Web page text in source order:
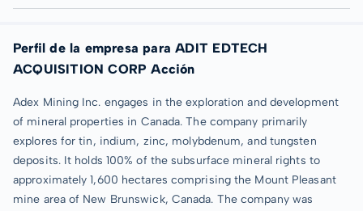
Perfil de la empresa para ADIT EDTECH
ACQUISITION CORP Acción
Adex Mining Inc. engages in the exploration and development
of mineral properties in Canada. The company primarily
explores for tin, indium, zinc, molybdenum, and tungsten
deposits. It holds 100% of the subsurface mineral rights to
approximately 1,600 hectares comprising the Mount Pleasant
mine area of New Brunswick, Canada. The company was